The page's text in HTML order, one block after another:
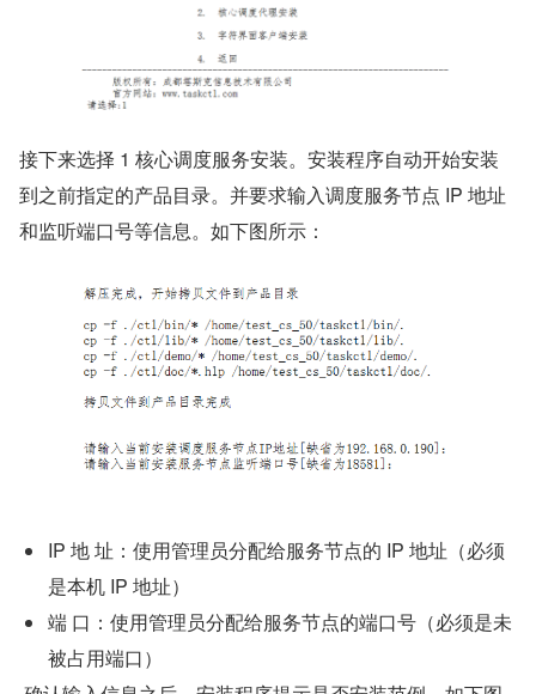
接下来选择 1 核心调度服务安装。安装程序自动开始安装
到之前指定的产品目录。并要求输入调度服务节点 IP 地址
和监听端口号等信息。如下图所示：
IP 地 址：使用管理员分配给服务节点的 IP 地址（必须
是本机 IP 地址）
端 口：使用管理员分配给服务节点的端口号（必须是未
被占用端口）